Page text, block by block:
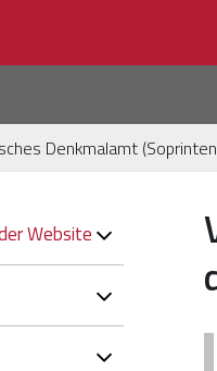
Denkmalamt
Website